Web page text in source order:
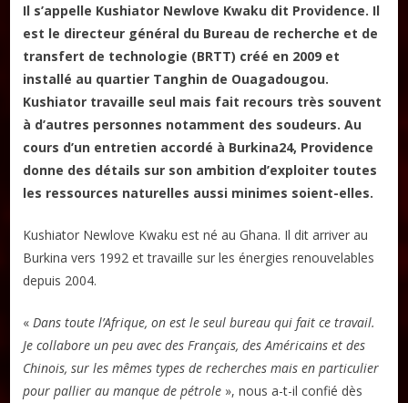
Il s’appelle Kushiator Newlove Kwaku dit Providence. Il
est le directeur général du Bureau de recherche et de
transfert de technologie (BRTT) créé en 2009 et
installé au quartier Tanghin de Ouagadougou.
Kushiator travaille seul mais fait recours très souvent
à d’autres personnes notamment des soudeurs. Au
cours d’un entretien accordé à Burkina24, Providence
donne des détails sur son ambition d’exploiter toutes
les ressources naturelles aussi minimes soient-elles.
Kushiator Newlove Kwaku est né au Ghana. Il dit arriver au
Burkina vers 1992 et travaille sur les énergies renouvelables
depuis 2004.
«Dans toute l’Afrique, on est le seul bureau qui fait ce travail.
Je collabore un peu avec des Français, des Américains et des
Chinois, sur les mêmes types de recherches mais en particulier
pour pallier au manque de pétrole », nous a-t-il confié dès